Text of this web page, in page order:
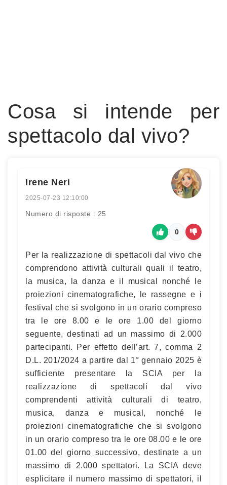
Cosa si intende per
spettacolo dal vivo?
Irene Neri
2025-07-23 12:10:00
Numero di risposte : 25
0
Per la realizzazione di spettacoli dal vivo che
comprendono attività culturali quali il teatro,
la musica, la danza e il musical nonché le
proiezioni cinematografiche, le rassegne e i
festival che si svolgono in un orario compreso
tra le ore 8.00 e le ore 1.00 del giorno
seguente, destinati ad un massimo di 2.000
partecipanti. Per effetto dell’art. 7, comma 2
D.L. 201/2024 a partire dal 1° gennaio 2025 è
sufficiente presentare la SCIA per la
realizzazione di spettacoli dal vivo
comprendenti attività culturali di teatro,
musica, danza e musical, nonché le
proiezioni cinematografiche che si svolgono
in un orario compreso tra le ore 08.00 e le ore
01.00 del giorno successivo, destinate a un
massimo di 2.000 spettatori. La SCIA deve
esplicitare il numero massimo di spettatori, il